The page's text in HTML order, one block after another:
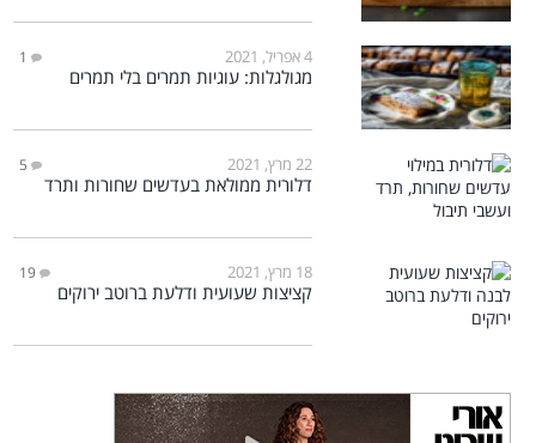
4 אפריל, 2021 1
מגולגלות: עוגיות תמרים בלי תמרים
22 מרץ, 2021 5
דלורית ממולאת בעדשים שחורות ותרד
18 מרץ, 2021 19
קציצות שעועית ודלעת ברוטב ירוקים